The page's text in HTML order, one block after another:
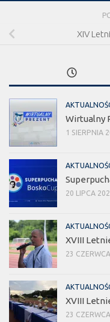
XIV
Wirtualny
1 SIERPNIA
20 LIPCA
XVIII
23
XVIII
23